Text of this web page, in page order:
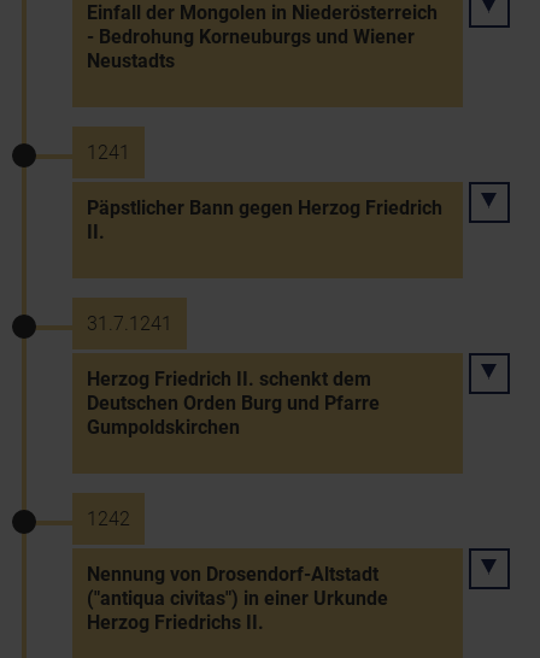
Einfall der Mongolen in Niederösterreich
- Bedrohung Korneuburgs und Wiener
Neustadts
1241
Päpstlicher Bann gegen Herzog Friedrich
II.
31.7.1241
Herzog Friedrich II. schenkt dem
Deutschen Orden Burg und Pfarre
Gumpoldskirchen
1242
Nennung von Drosendorf-Altstadt
("antiqua civitas") in einer Urkunde
Herzog Friedrichs II.